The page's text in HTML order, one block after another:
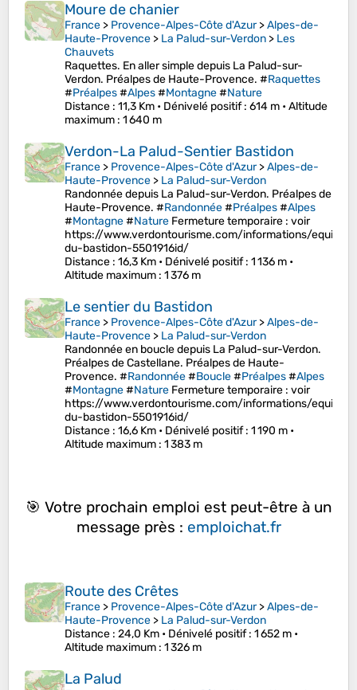
Moure de chanier
France > Provence-Alpes-Côte d'Azur>Alpes-de-
Haute-Provence > La Palud-sur-Verdon > Les
Chauvets
Raquettes. En aller simple depuis La Palud-sur-
Verdon. Préalpes de Haute-Provence. #Raquettes
#Préalpes#Alpes#Montagne#Nature
Distance : 11,3 Km • Dénivelé positif: 614 m •Altitude
maximum : 1 640 m
Verdon-La Palud-Sentier Bastidon
France > Provence-Alpes-Côte d'Azur>Alpes-de-
Haute-Provence > La Palud-sur-Verdon
Randonnée depuis La Palud-sur-Verdon. Préalpes de
Haute-Provence. #Randonnée#Préalpes#Alpes
#Montagne#Nature Fermeture temporaire : voir
https://www.verdontourisme.com/informations/
du-bastidon-5501916id/
Distance : 16,3 Km • Dénivelé positif: 1 136 m •
Altitude maximum : 1 376 m
Le sentier du Bastidon
France > Provence-Alpes-Côte d'Azur>Alpes-de-
Haute-Provence > La Palud-sur-Verdon
Randonnée en boucle depuis La Palud-sur-Verdon.
Préalpes de Castellane. Préalpes de Haute-
Provence. #Randonnée#Boucle#Préalpes#Alpes
#Montagne#Nature Fermeture temporaire : voir
https://www.verdontourisme.com/informations/
du-bastidon-5501916id/
Distance : 16,6 Km • Dénivelé positif: 1 190 m •
Altitude maximum : 1 383 m
🎯 Votre prochain emploi est peut-être à un
message près : emploichat.fr
Route des Crêtes
France > Provence-Alpes-Côte d'Azur>Alpes-de-
Haute-Provence > La Palud-sur-Verdon
Distance : 24,0 Km • Dénivelé positif: 1 652 m •
Altitude maximum : 1 326 m
La Palud